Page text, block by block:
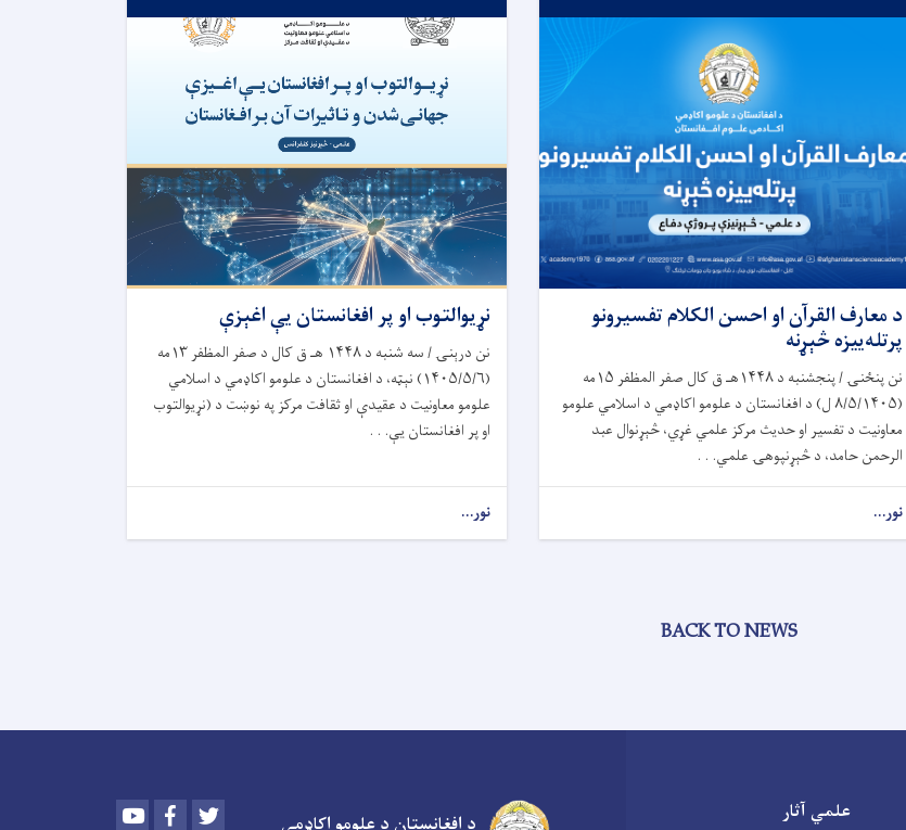
د معارف القرآن او احسن الکلام تفسیرونو
پرتله‌ییزه څېړنه
نن پنځنۍ / پنجشنبه د ۱۴۴۸هـ ق کال صفر المظفر ۱۵مه
(۸/۵/۱۴۰۵ ل) د افغانستان د علومو اکاډمي د اسلامي علومو
معاونیت د تفسیر او حدیث مرکز علمي غړي، څېړنوال عبد
الرحمن حامد، د څېړنپوهۍ علمي. . .
نور...
نړیوالتوب او پر افغانستان یې اغېزې
نن درېنۍ / سه ‎شنبه د ۱۴۴۸ هـ ق کال د صفر المظفر ۱۳مه
(۱۴۰۵/۵/۶) نېټه، د افغانستان د علومو اکاډمي د اسلامي
علومو معاونیت د عقیدې او ثقافت مرکز په نوښت د (نړیوالتوب
او پر افغانستان یې. . .
نور...
BACK TO NEWS
علمي آثار Youtube Facebook